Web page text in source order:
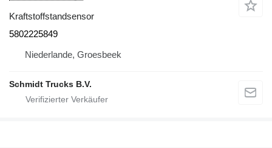
Kraftstoffstandsensor
5802225849
Niederlande, Groesbeek
Schmidt Trucks B.V.